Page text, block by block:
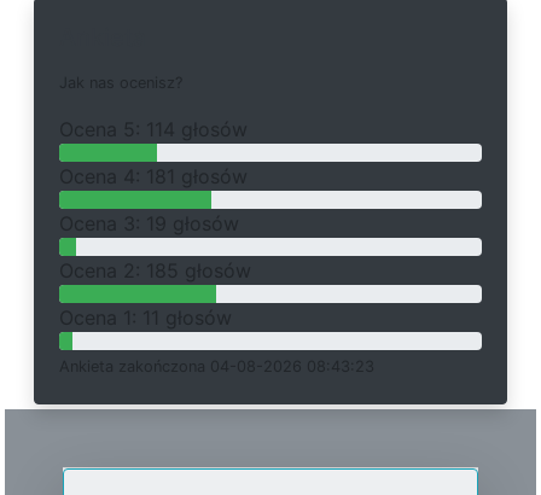
a a
O
a 5: 114 głosów
O
a 4: 181 głosów
O
a 3: 19 głosów
O
a 2: 185 głosów
O
a 1: 11 głosów
Ankieta a a 04-08-2026 08:43:23